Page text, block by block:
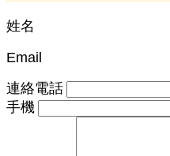
姓名
Email
連絡電話
手機